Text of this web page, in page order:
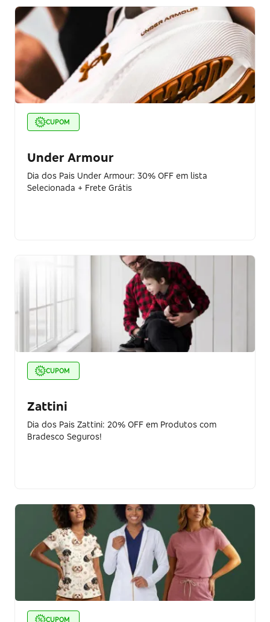
CUPOM
Under Armour
Dia dos Pais Under Armour: 30% OFF em lista
Selecionada + Frete Grátis
CUPOM
Zattini
Dia dos Pais Zattini: 20% OFF em Produtos com
Bradesco Seguros!
CUPOM